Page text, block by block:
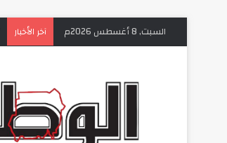
السبت, 8 أغسطس 2026م آخر الأخبار